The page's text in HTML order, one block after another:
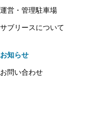
運営・管理駐車場
サブリースについて
お知らせ
お問い合わせ